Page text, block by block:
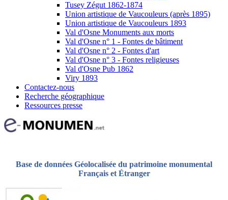
Tusey Zégut 1862-1874
Union artistique de Vaucouleurs (après 1895)
Union artistique de Vaucouleurs 1893
Val d'Osne Monuments aux morts
Val d'Osne n° 1 - Fontes de bâtiment
Val d'Osne n° 2 - Fontes d'art
Val d'Osne n° 3 - Fontes religieuses
Val d'Osne Pub 1862
Viry 1893
Contactez-nous
Recherche géographique
Ressources presse
Base de données Géolocalisée du patrimoine monumental
Français et Étranger